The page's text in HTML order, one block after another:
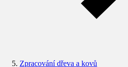
Zpracování dřeva a kovů